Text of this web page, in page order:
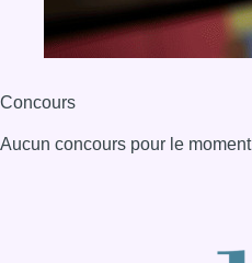
Concours
Aucun concours pour le moment